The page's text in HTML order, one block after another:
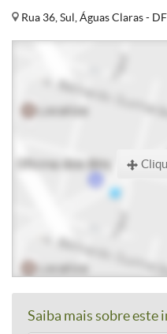
Rua 36, Sul, Águas Claras - DF
Saiba mais sobre este